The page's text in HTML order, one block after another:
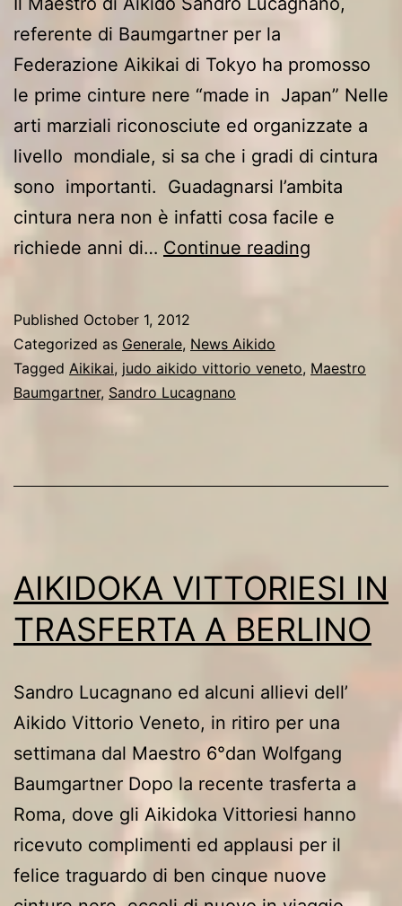
referente di Baumgartner per la
Federazione Aikikai di Tokyo ha promosso
le prime cinture nere “made in Japan” Nelle
arti marziali riconosciute ed organizzate a
livello mondiale, si sa che i gradi di cintura
sono importanti. Guadagnarsi l’ambita
cintura nera non è infatti cosa facile e
richiede anni di… Continue reading
Aikidoka
Published October 1, 2012
Categorized as Generale, News Aikido
Tagged Aikikai, judo aikido vittorio veneto, Maestro
Baumgartner, Sandro Lucagnano
AIKIDOKA VITTORIESI IN
TRASFERTA A BERLINO
Sandro Lucagnano ed alcuni allievi dell’
Aikido Vittorio Veneto, in ritiro per una
settimana dal Maestro 6°dan Wolfgang
Baumgartner Dopo la recente trasferta a
Roma, dove gli Aikidoka Vittoriesi hanno
ricevuto complimenti ed applausi per il
felice traguardo di ben cinque nuove